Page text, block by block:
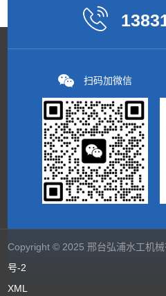
扫码加微信
Copyright © 2025 邢台弘浦水工机械
号-2
XML